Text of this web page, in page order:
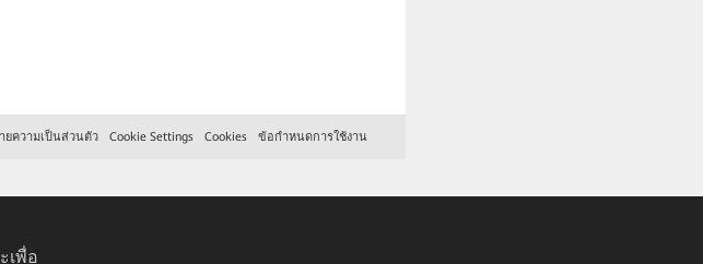
ยความเป็นส่วนตัว Cookie Settings Cookies ข้อกำหนดการใช้งาน
เพื่อ